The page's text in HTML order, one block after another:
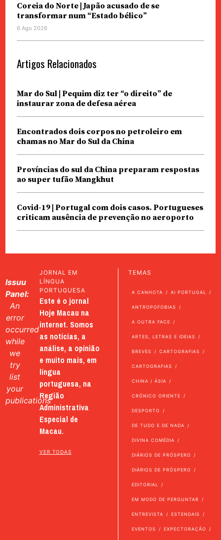
Coreia do Norte | Japão acusado de se
transformar num “Estado bélico”
6 Ago 2026
Artigos Relacionados
Mar do Sul | Pequim diz ter “o direito” de
instaurar zona de defesa aérea
Encontrados dois corpos no petroleiro em
chamas no Mar do Sul da China
Províncias do sul da China preparam respostas
ao super tufão Mangkhut
Covid-19 | Portugal com dois casos. Portugueses
criticam ausência de prevenção no aeroporto
Issuu
Panel:
An
error
occurred
while
we
try
list
your
publications
JORNAL EM
LÍNGUA
PORTUGUESA
Este é o jornal
Hoje Macau na
internet. Somos
as notícias, a
análise, a opinião
e muito mais, em
língua
portuguesa, na
Região
Administrativa
Especial de
Macau.
VER TODAS
TEMAS
A CANHOTA AI PORTUGAL
ANTROPOFOBIAS
A OUTRA FACE
ARTES, LETRAS E IDEIAS
BREVES CARTOGRAFIAS
CARTOGRAFIAS
CHINA / ÁSIA
CRÓNICO ORIENTE
DESPORTO
DE TUDO E DE NADA
DIVINA COMÉDIA
DIÁRIOS DE PRÓSPERO
DIÁRIOS DE PRÓSPERO
EDITORIAL
EM MODO DE PERGUNTAR
ENTREVISTA ESTENDAIS
EVENTOS EXPECTORAÇÃO